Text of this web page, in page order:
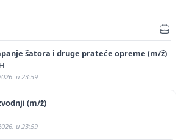
šatora i druge prateće opreme (m/ž)
u 23:59
(m/ž)
u 23:59